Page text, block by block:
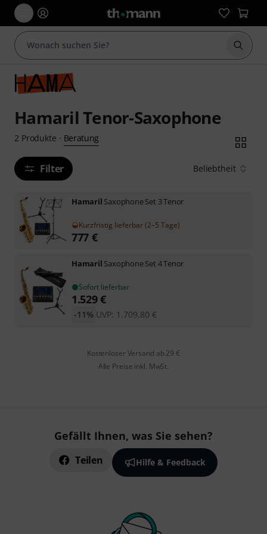
Suche
Hamaril Tenor-Saxophone
2 Produkte · Beratung
Filter Beliebtheit
Hamaril Saxophone Set 3 Tenor
Kurzfristig lieferbar (2–5 Tage)
777 €
Hamaril Saxophone Set 4 Tenor
Sofort lieferbar
1.529€
UVP: 1.709,80 €
-11%
Kostenloser Versand ab 29 €
Alle Preise inkl. MwSt.
Gefällt Ihnen, was Sie sehen?
Teilen Hilfe & Feedback